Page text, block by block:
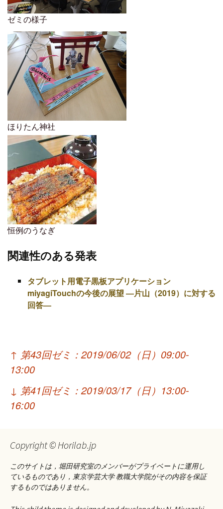
ゼミの様子
ほりたん神社
恒例のうなぎ
関連性のある発表
タブレット用電子黒板アプリケーション
miyagiTouchの今後の展望 ―片山（2019）に対する
回答―
投
稿
ナ
ビ
ー
ョ
ン
↑ 第43回ゼミ：2019/06/02（日）09:00-
13:00
↓ 第41回ゼミ：2019/03/17（日）13:00-
16:00
Copyright © Horilab.jp
このサイトは，堀田研究室のメンバーがプライベートに運用し
ているものであり，東京学芸大学 教職大学院がその内容を保証
するものではありません。